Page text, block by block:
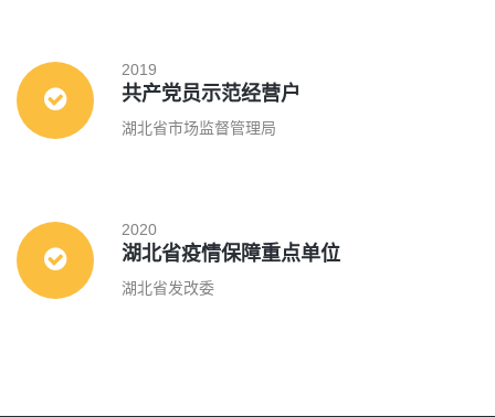
2019
共产党员示范经营户
湖北省市场监督管理局
2020
湖北省疫情保障重点单位
湖北省发改委